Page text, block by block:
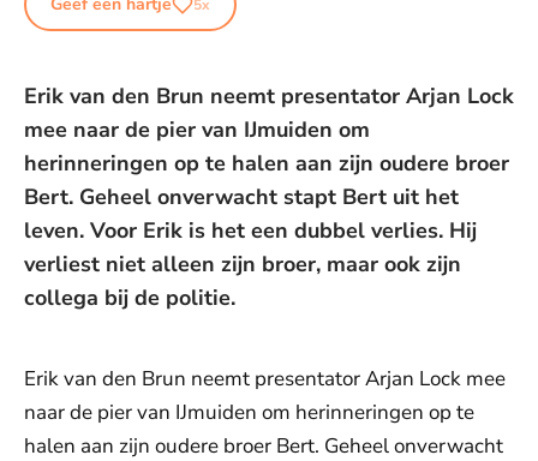
5x
Erik van den Brun neemt presentator Arjan Lock
mee naar de pier van IJmuiden om
herinneringen op te halen aan zijn oudere broer
Bert. Geheel onverwacht stapt Bert uit het
leven. Voor Erik is het een dubbel verlies. Hij
verliest niet alleen zijn broer, maar ook zijn
collega bij de politie.
Erik van den Brun neemt presentator Arjan Lock mee
naar de pier van IJmuiden om herinneringen op te
halen aan zijn oudere broer Bert. Geheel onverwacht